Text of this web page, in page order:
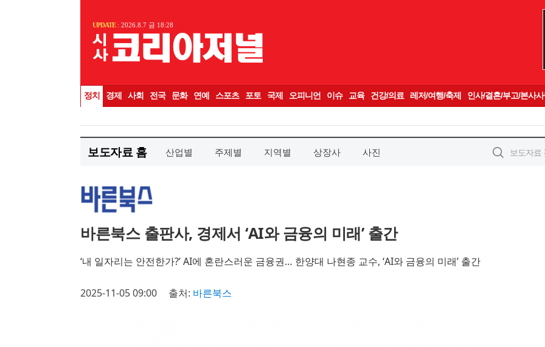
보도자료 홈 산업별 주제별 지역별 상장사 사진
바른북스 출판사, 경제서 ‘AI와 금융의 미래’ 출간
‘내 일자리는 안전한가?’ AI에 혼란스러운 금융권… 한양대 나현종 교수, ‘AI와 금융의 미래’ 출간
2025-11-05 09:00 출처: 바른북스